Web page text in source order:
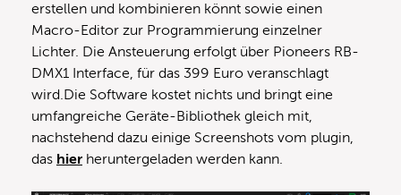
erstellen und kombinieren könnt sowie einen
Macro-Editor zur Programmierung einzelner
Lichter. Die Ansteuerung erfolgt über Pioneers RB-
DMX1 Interface, für das 399 Euro veranschlagt
wird.Die Software kostet nichts und bringt eine
umfangreiche Geräte-Bibliothek gleich mit,
nachstehend dazu einige Screenshots vom plugin,
das hier heruntergeladen werden kann.